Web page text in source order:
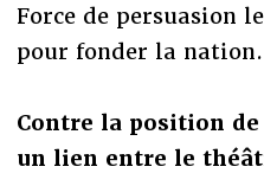
Force de persuasion
pour fonder la nation.
Contre la position
un lien entre le